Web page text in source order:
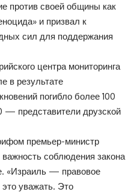
против своей общины как
и призвал к
сил для поддержания
центра мониторинга
в результате
погибло более 100
— представители друзской
премьер-министр
соблюдения закона
«Израиль — правовое
уважать. Это